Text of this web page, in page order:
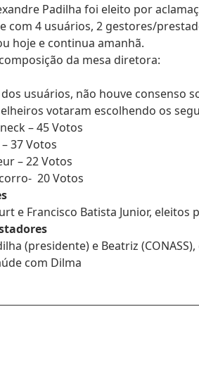
Padilha foi eleito por
com 4 usuários, 2 gestores/
hoje e continua amanhã.
da mesa diretora:
usuários, não houve consenso
votaram escolhendo os
– 45 Votos
37 Votos
– 22 Votos
20 Votos
e Francisco Batista Junior, eleitos
(presidente) e Beatriz
com Dilma